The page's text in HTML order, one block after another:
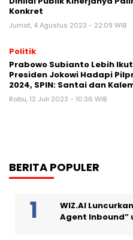
Konkret
Jumat, 4 Agustus 2023 - 22:09 WIB
Politik
Prabowo Subianto Lebih
Presiden Jokowi Hadapi
2024, SPIN: Santai dan
Rabu, 12 Juli 2023 - 10:36 WIB
BERITA POPULER
WIZ.AI
Agent Inbound”